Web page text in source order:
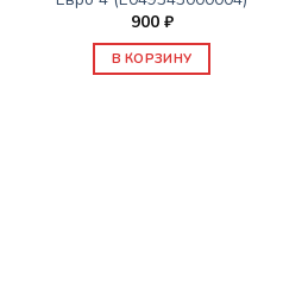
900 ₽
В КОРЗИНУ